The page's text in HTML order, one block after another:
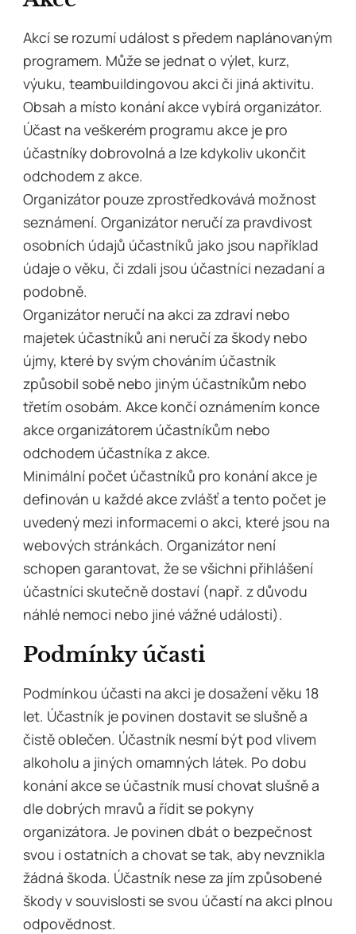
Akcí se rozumí událost s předem naplánovaným
programem. Může se jednat o výlet, kurz,
výuku, teambuildingovou akci či jiná aktivitu.
Obsah a místo konání akce vybírá organizátor.
Účast na veškerém programu akce je pro
účastníky dobrovolná a lze kdykoliv ukončit
odchodem z akce.
Organizátor pouze zprostředkovává možnost
seznámení. Organizátor neručí za pravdivost
osobních údajů účastníků jako jsou například
údaje o věku, či zdali jsou účastníci nezadaní a
podobně.
Organizátor neručí na akci za zdraví nebo
majetek účastníků ani neručí za škody nebo
újmy, které by svým chováním účastník
způsobil sobě nebo jiným účastníkům nebo
třetím osobám. Akce končí oznámením konce
akce organizátorem účastníkům nebo
odchodem účastníka z akce.
Minimální počet účastníků pro konání akce je
definován u každé akce zvlášť a tento počet je
uvedený mezi informacemi o akci, které jsou na
webových stránkách. Organizátor není
schopen garantovat, že se všichni přihlášení
účastníci skutečně dostaví (např. z důvodu
náhlé nemoci nebo jiné vážné události).
Podmínky účasti
Podmínkou účasti na akci je dosažení věku 18
let. Účastník je povinen dostavit se slušně a
čistě oblečen. Účastník nesmí být pod vlivem
alkoholu a jiných omamných látek. Po dobu
konání akce se účastník musí chovat slušně a
dle dobrých mravů a řídit se pokyny
organizátora. Je povinen dbát o bezpečnost
svou i ostatních a chovat se tak, aby nevznikla
žádná škoda. Účastník nese za jím způsobené
škody v souvislosti se svou účastí na akci plnou
odpovědnost.